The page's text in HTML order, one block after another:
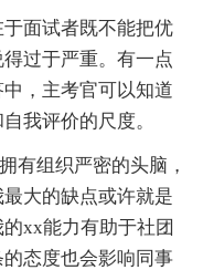
面试者既不能把优
过于严重。有一点
，主考官可以知道
我评价的尺度。
组织严密的头脑，
大的缺点或许就是
xx能力有助于社团
态度也会影响同事